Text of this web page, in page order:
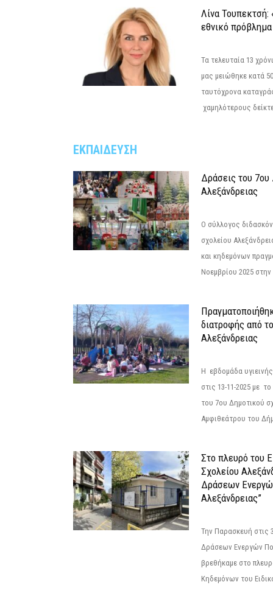
Λίνα Τουπεκτσή:
εθνικό πρόβλημα
Τα τελευταία 13
μας μειώθηκε κατά
ταυτόχρονα
χαμηλότερους
ΕΚΠΑΙΔΕΥΣΗ
Δράσεις του 7ου
Αλεξάνδρειας
Ο σύλλογος
σχολείου
και κηδεμόνων
Νοεμβρίου 2025
διατροφής από
Αλεξάνδρειας
Η εβδομάδα
στις 13-11-2025 με
του 7ου Δημοτικού
Αμφιθεάτρου του
Στο πλευρό του
Σχολείου
Δράσεων
Αλεξάνδρειας”
Την Παρασκευή
Δράσεων Ενεργών
βρεθήκαμε στο
Κηδεμόνων του